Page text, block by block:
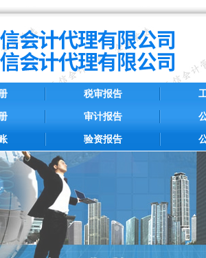
税审报告
审计报告
验资报告